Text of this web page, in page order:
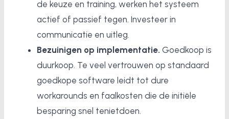
de keuze en training, werken het systeem
actief of passief tegen. Investeer in
communicatie en uitleg.
Bezuinigen op implementatie. Goedkoop is
duurkoop. Te veel vertrouwen op standaard
goedkope software leidt tot dure
workarounds en faalkosten die de initiële
besparing snel tenietdoen.